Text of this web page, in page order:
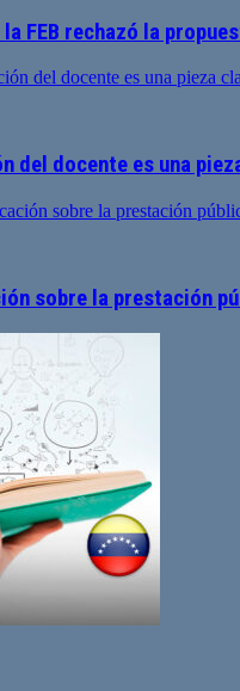
FEB rechazó la
del docente es una
sobre la prestación